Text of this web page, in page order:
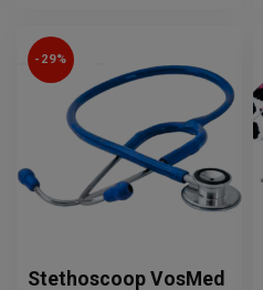
-29%
Stethoscoop VosMed